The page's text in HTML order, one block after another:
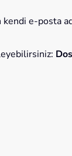
e-posta